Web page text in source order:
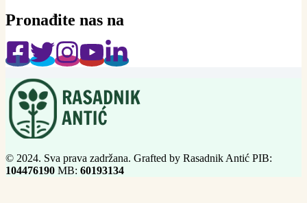
Pronađite nas na
© 2024. Sva prava zadržana. Grafted by Rasadnik Antić PIB:
104476190 MB: 60193134